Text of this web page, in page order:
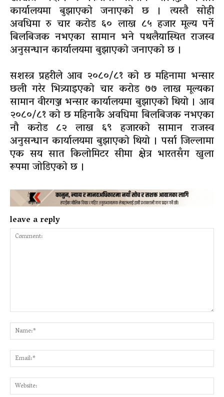
कार्यालयमा बुझाएको जनाएको छ । त्यस्तै सोही
अवधिमा रु चार करोड ६० लाख ८५ हजार मूल्य पर्ने
बिलबिजक नभएका सामान भने पथलैयास्थित राजस्व
अनुसन्धान कार्यालयमा बुझाएको जनाएको छ ।
सशस्त्र प्रहरीले आव २०८०/८१ को छ महिनामा भन्सार
छली गरेर भित्र्याइएको चार करोड ७७ लाख मूल्यका
सामान वीरगञ्ज भन्सार कार्यालयमा बुझाएको थियो । आव
२०८०/८१ को छ महिनाकै अवधिमा बिलबिजक नभएका
नौ करोड ८२ लाख ६९ हजारको सामान राजस्व
अनुसन्धान कार्यालयमा बुझाएको थियो । पर्सा जिल्लामा
एक सय सात किलोमिटर सीमा क्षेत्र भारतसँग खुला
रूपमा जोडिएको छ ।
leave a reply